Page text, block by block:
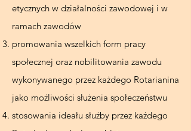
etycznych w działalności zawodowej i w
ramach zawodów
promowania wszelkich form pracy
społecznej oraz nobilitowania zawodu
wykonywanego przez każdego Rotarianina
jako możliwości służenia społeczeństwu
stosowania ideału służby przez każdego